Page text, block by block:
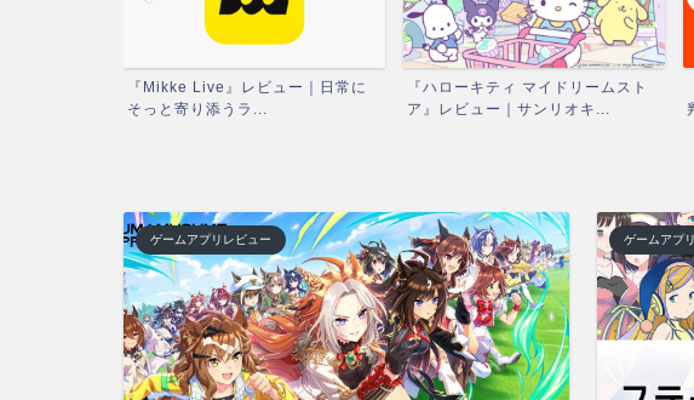
『Mikke Live』レビュー｜日常に
そっと寄り添うラ...
『ハローキティ マイドリームスト
ア』レビュー｜サンリオキ...
ゲームアプリレビュー ゲームアプ